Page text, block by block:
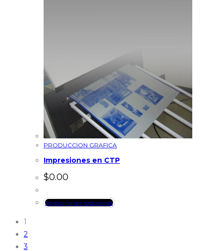
PRODUCCION GRAFICA
Impresiones en CTP
$0.00
Seleccionar opciones
1
2
3